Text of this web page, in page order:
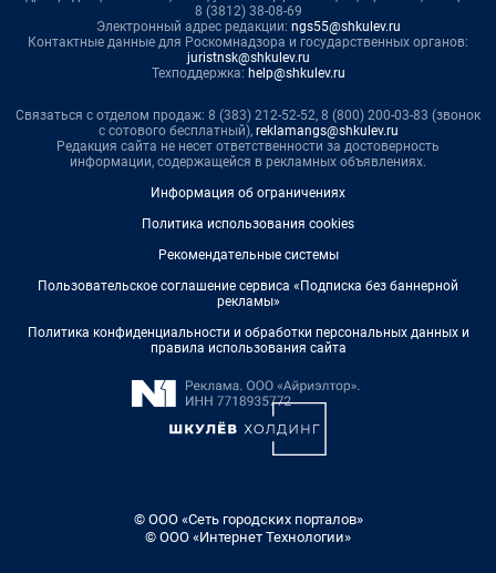
8 (3812) 38-08-69
Электронный адрес редакции: ngs55@shkulev.ru
Контактные данные для Роскомнадзора и государственных органов:
juristnsk@shkulev.ru
Техподдержка: help@shkulev.ru
Связаться с отделом продаж: 8 (383) 212-52-52, 8 (800) 200-03-83 (звонок
с сотового бесплатный), reklamangs@shkulev.ru
Редакция сайта не несет ответственности за достоверность
информации, содержащейся в рекламных объявлениях.
Информация об ограничениях
Политика использования cookies
Рекомендательные системы
Пользовательское соглашение сервиса «Подписка без баннерной
рекламы»
Политика конфиденциальности и обработки персональных данных и
правила использования сайта
© ООО «Сеть городских порталов»
© ООО «Интернет Технологии»